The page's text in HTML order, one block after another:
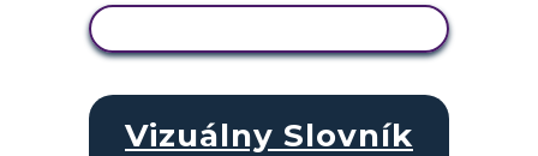
Vizuálny Slovník